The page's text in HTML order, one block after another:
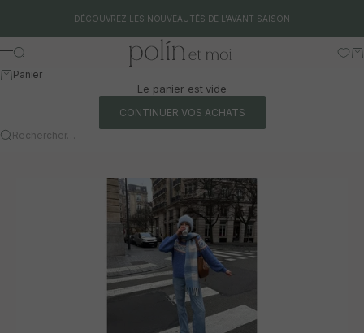
DÉCOUVREZ LES NOUVEAUTÉS DE L'AVANT-SAISON
Polín et moi
Menu
Rechercher
Panier
Le panier est vide
CONTINUER VOS ACHATS
Rechercher…